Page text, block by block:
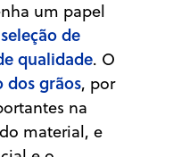
um papel
seleção de
qualidade. O
dos grãos, por
na
material, e